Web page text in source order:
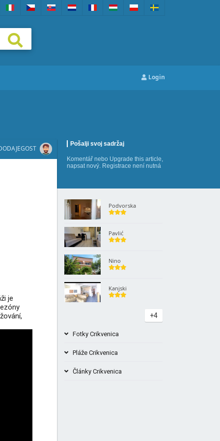
Login
Pošalji svoj sadržaj
Komentář nebo Upgrade this article,
napsat nový. Registrace není nutná
je
Podvorska
Pavlić
Nino
Kanjski
+4
Fotky Crikvenica
Pláže Crikvenica
Články Crikvenica